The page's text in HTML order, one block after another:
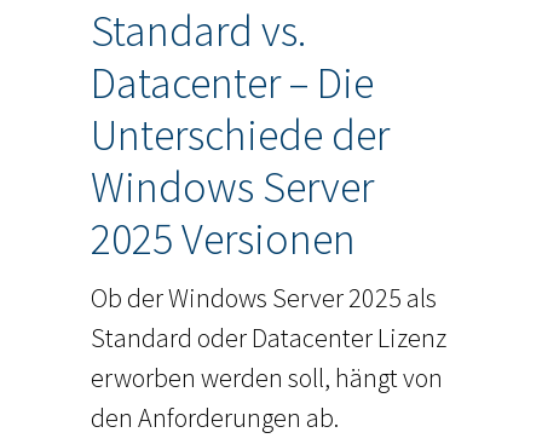
Standard vs.
Datacenter – Die
Unterschiede der
Windows Server
2025 Versionen
Ob der Windows Server 2025 als
Standard oder Datacenter Lizenz
erworben werden soll, hängt von
den Anforderungen ab.